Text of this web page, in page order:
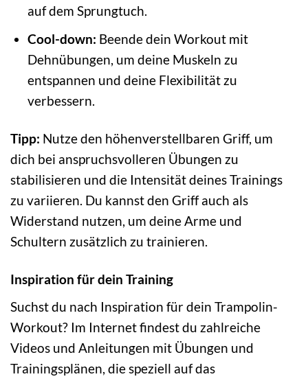
auf dem Sprungtuch.
Cool-down: Beende dein Workout mit
Dehnübungen, um deine Muskeln zu
entspannen und deine Flexibilität zu
verbessern.
Tipp: Nutze den höhenverstellbaren Griff, um
dich bei anspruchsvolleren Übungen zu
stabilisieren und die Intensität deines Trainings
zu variieren. Du kannst den Griff auch als
Widerstand nutzen, um deine Arme und
Schultern zusätzlich zu trainieren.
Inspiration für dein Training
Suchst du nach Inspiration für dein Trampolin-
Workout? Im Internet findest du zahlreiche
Videos und Anleitungen mit Übungen und
Trainingsplänen, die speziell auf das